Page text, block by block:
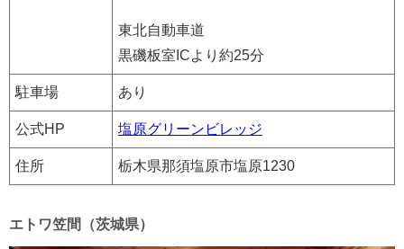
東北自動車道
黒磯板室ICより約25分
駐車場 あり
公式HP 塩原グリーンビレッジ
住所 栃木県那須塩原市塩原1230
エトワ笠間（茨城県）